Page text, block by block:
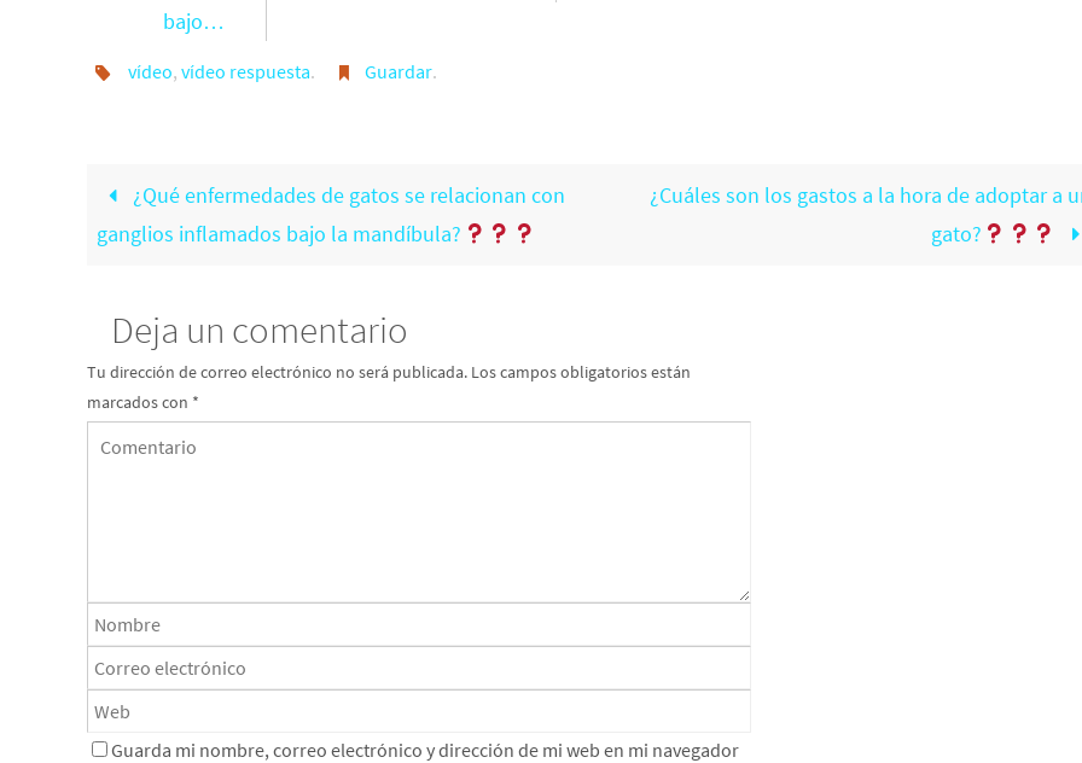
bajo…
vídeo, vídeo respuesta. Guardar.
¿Qué enfermedades de gatos se relacionan con
ganglios inflamados bajo la mandíbula?
¿Cuáles son los gastos a la hora de adoptar a
gato?
Deja un comentario
Tu dirección de correo electrónico no será publicada. Los campos obligatorios están
marcados con *
Guarda mi nombre, correo electrónico y dirección de mi web en mi navegador